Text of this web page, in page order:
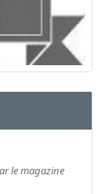
le magazine